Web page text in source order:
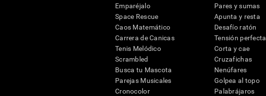
Emparéjalo
Space Rescue
Caos Matemático
Carrera de Canicas
Tenis Melódico
Scrambled
Busca tu Mascota
Parejas Musicales
Cronocolor
Pares y sumas
Apunta y resta
Desafío ratón
Tensión perfecta
Corta y cae
Cruzafichas
Nenúfares
Golpea al topo
Palabrájaros